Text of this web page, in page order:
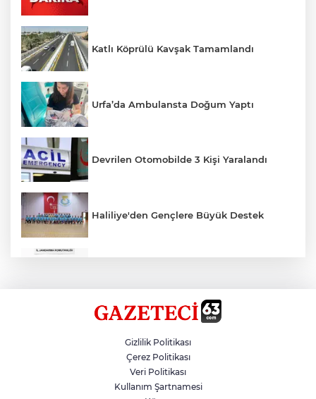
Katlı Köprülü Kavşak Tamamlandı
Urfa’da Ambulansta Doğum Yaptı
Devrilen Otomobilde 3 Kişi Yaralandı
Haliliye'den Gençlere Büyük Destek
Hikmet Başak’tan Ulaşım Çalışması
Atatürk Bulvarında Asfalt Yenileniyor
Gizlilik Politikası
Çerez Politikası
Veri Politikası
Kullanım Şartnamesi